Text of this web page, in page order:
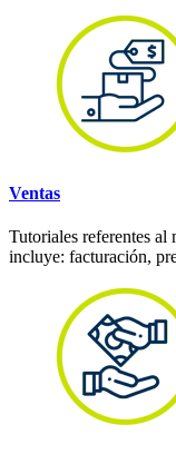
Ventas
Tutoriales referentes al
incluye: facturación,